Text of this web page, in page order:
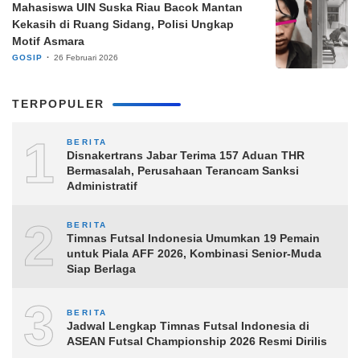
Mahasiswa UIN Suska Riau Bacok Mantan
Kekasih di Ruang Sidang, Polisi Ungkap
Motif Asmara
GOSIP 26 Februari 2026
TERPOPULER
1 BERITA
Disnakertrans Jabar Terima 157 Aduan THR
Bermasalah, Perusahaan Terancam Sanksi
Administratif
2 BERITA
Timnas Futsal Indonesia Umumkan 19 Pemain
untuk Piala AFF 2026, Kombinasi Senior-Muda
Siap Berlaga
3 BERITA
Jadwal Lengkap Timnas Futsal Indonesia di
ASEAN Futsal Championship 2026 Resmi Dirilis